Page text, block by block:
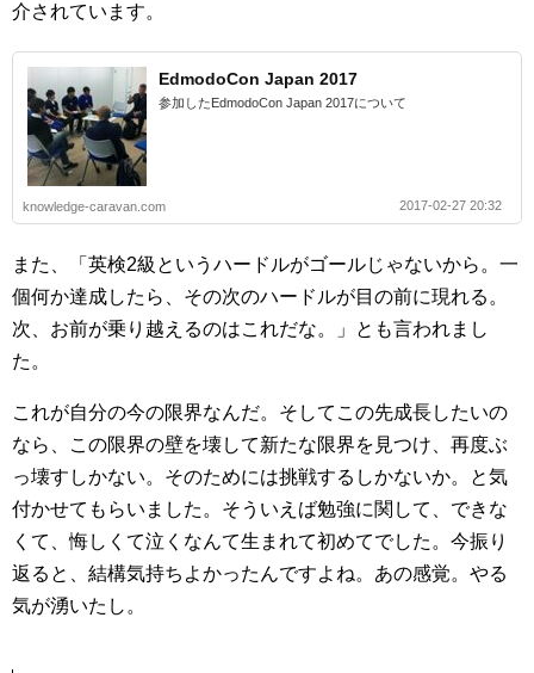
介されています。
EdmodoCon Japan 2017
参加したEdmodoCon Japan 2017について
knowledge-caravan.com 2017-02-27 20:32
また、「英検2級というハードルがゴールじゃないから。一
個何か達成したら、その次のハードルが目の前に現れる。
次、お前が乗り越えるのはこれだな。」とも言われまし
た。
これが自分の今の限界なんだ。そしてこの先成長したいの
なら、この限界の壁を壊して新たな限界を見つけ、再度ぶ
っ壊すしかない。そのためには挑戦するしかないか。と気
付かせてもらいました。そういえば勉強に関して、できな
くて、悔しくて泣くなんて生まれて初めてでした。今振り
返ると、結構気持ちよかったんですよね。あの感覚。やる
気が湧いたし。